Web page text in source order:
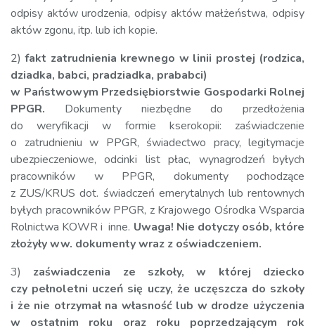
odpisy aktów urodzenia, odpisy aktów małżeństwa, odpisy
aktów zgonu, itp. lub ich kopie.
2)fakt zatrudnienia krewnego w linii prostej (rodzica,
dziadka, babci, pradziadka, prababci)
w Państwowym Przedsiębiorstwie Gospodarki Rolnej
PPGR. Dokumenty niezbędne do przedłożenia
do weryfikacji w formie kserokopii: zaświadczenie
o zatrudnieniu w PPGR, świadectwo pracy, legitymacje
ubezpieczeniowe, odcinki list płac, wynagrodzeń byłych
pracowników w PPGR, dokumenty pochodzące
z ZUS/KRUS dot. świadczeń emerytalnych lub rentownych
byłych pracowników PPGR, z Krajowego Ośrodka Wsparcia
Rolnictwa KOWR i inne. Uwaga! Nie dotyczy osób, które
złożyły ww. dokumenty wraz z oświadczeniem.
3) zaświadczenia ze szkoły, w której dziecko
czy pełnoletni uczeń się uczy, że uczęszcza do szkoły
i że nie otrzymał na własność lub w drodze użyczenia
w ostatnim roku oraz roku poprzedzającym rok